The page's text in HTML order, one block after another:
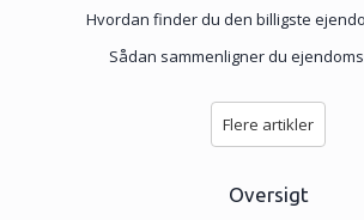
Hvordan finder du den billigste
Sådan sammenligner du
Flere artikler
Oversigt